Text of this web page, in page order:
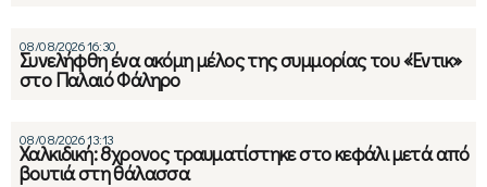
08/08/2026 16:30
Συνελήφθη ένα ακόμη μέλος της συμμορίας του «Έντικ»
στο Παλαιό Φάληρο
08/08/2026 13:13
Χαλκιδική: 8χρονος τραυματίστηκε στο κεφάλι μετά από
βουτιά στη θάλασσα